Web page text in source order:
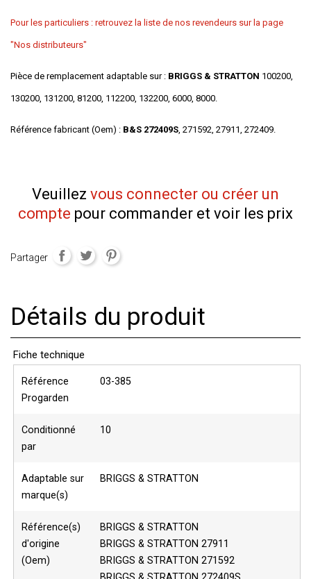
Pour les particuliers : retrouvez la liste de nos revendeurs sur la page
"Nos distributeurs"
Pièce de remplacement adaptable sur : BRIGGS & STRATTON 100200,
130200, 131200, 81200, 112200, 132200, 6000, 8000.
Référence fabricant (Oem) : B&S 272409S, 271592, 27911, 272409.
Veuillez vous connecter ou créer un
compte pour commander et voir les prix
Partager
Détails du produit
Fiche technique
Référence
Progarden
03-385
Conditionné
par
10
Adaptable sur
marque(s)
BRIGGS & STRATTON
Référence(s)
d'origine
(Oem)
BRIGGS & STRATTON
BRIGGS & STRATTON 27911
BRIGGS & STRATTON 271592